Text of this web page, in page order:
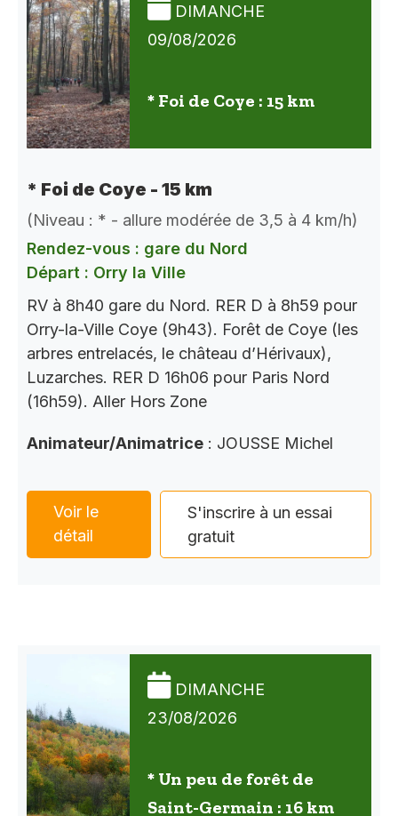
DIMANCHE
09/08/2026
* Foi de Coye : 15 km
* Foi de Coye - 15 km
(Niveau : * - allure modérée de 3,5 à 4 km/h)
Rendez-vous : gare du Nord
Départ : Orry la Ville
RV à 8h40 gare du Nord. RER D à 8h59 pour
Orry-la-Ville Coye (9h43). Forêt de Coye (les
arbres entrelacés, le château d’Hérivaux),
Luzarches. RER D 16h06 pour Paris Nord
(16h59). Aller Hors Zone
Animateur/Animatrice : JOUSSE Michel
Voir le
détail
S'inscrire à un essai
gratuit
DIMANCHE
23/08/2026
* Un peu de forêt de
Saint-Germain : 16 km